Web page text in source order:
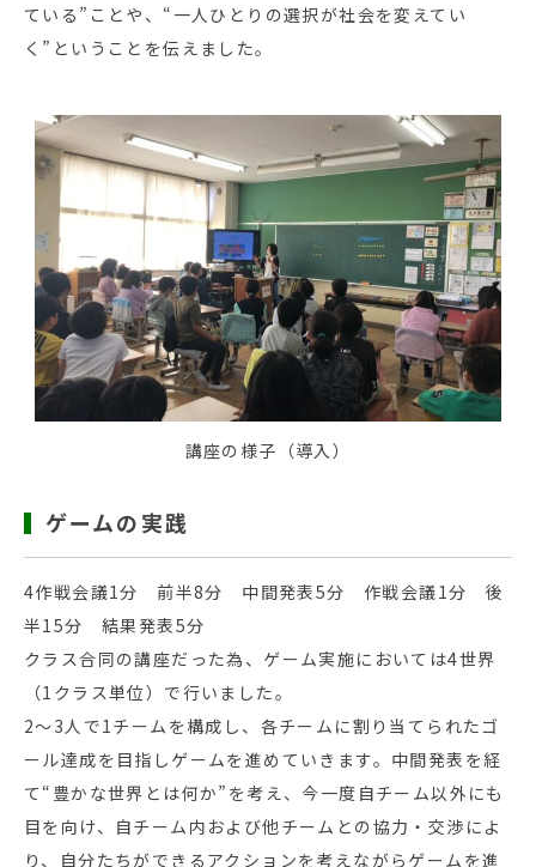
ている”ことや、“一人ひとりの選択が社会を変えてい
く”ということを伝えました。
講座の様子（導入）
ゲームの実践
4作戦会議1分 前半8分 中間発表5分 作戦会議1分 後
半15分 結果発表5分
クラス合同の講座だった為、ゲーム実施においては4世界
（1クラス単位）で行いました。
2～3人で1チームを構成し、各チームに割り当てられたゴ
ール達成を目指しゲームを進めていきます。中間発表を経
て“豊かな世界とは何か”を考え、今一度自チーム以外にも
目を向け、自チーム内および他チームとの協力・交渉によ
り、自分たちができるアクションを考えながらゲームを進